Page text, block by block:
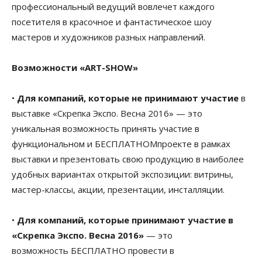
профессиональный ведущий вовлечет каждого
посетителя в красочное и фантастическое шоу
мастеров и художников разных направлений.
Возможности «ART-SHOW»
• Для компаний, которые не принимают участие в
выставке «Скрепка Экспо. Весна 2016» — это
уникальная возможность принять участие в
функциональном и БЕСПЛАТНОМпроекте в рамках
выставки и презентовать свою продукцию в наиболее
удобных вариантах открытой экспозиции: витрины,
мастер-классы, акции, презентации, инсталляции.
• Для компаний, которые принимают участие в
«Скрепка Экспо. Весна 2016» — это
возможность БЕСПЛАТНО провести в